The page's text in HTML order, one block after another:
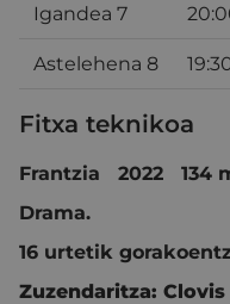
Igandea 7
Astelehena 8
Fitxa teknikoa
Frantzia 2022 134
Drama.
16 urtetik
Zuzendaritza: